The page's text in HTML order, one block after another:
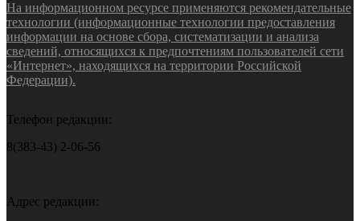
На информационном ресурсе применяются рекомендательные
технологии (информационные технологии предоставления
информации на основе сбора, систематизации и анализа
сведений, относящихся к предпочтениям пользователей сети
«Интернет», находящихся на территории Российской
Федерации).
Телефон редакции:
8(383-43) 2-06-56
Адрес редакции: